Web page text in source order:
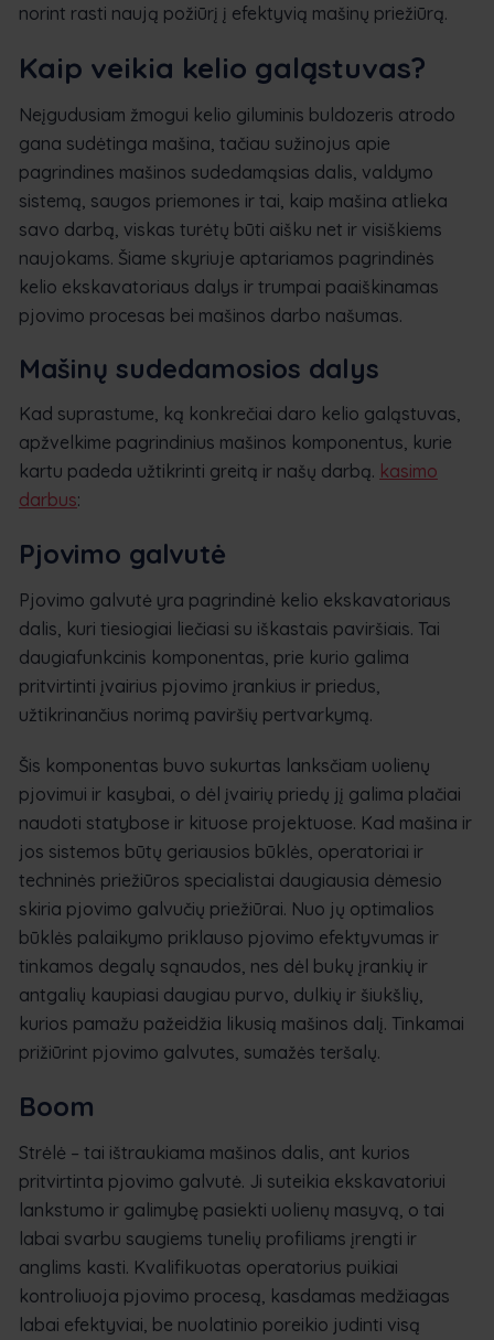
norint rasti naują požiūrį į efektyvią mašinų priežiūrą.
Kaip veikia kelio galąstuvas?
Neįgudusiam žmogui kelio giluminis buldozeris atrodo
gana sudėtinga mašina, tačiau sužinojus apie
pagrindines mašinos sudedamąsias dalis, valdymo
sistemą, saugos priemones ir tai, kaip mašina atlieka
savo darbą, viskas turėtų būti aišku net ir visiškiems
naujokams. Šiame skyriuje aptariamos pagrindinės
kelio ekskavatoriaus dalys ir trumpai paaiškinamas
pjovimo procesas bei mašinos darbo našumas.
Mašinų sudedamosios dalys
Kad suprastume, ką konkrečiai daro kelio galąstuvas,
apžvelkime pagrindinius mašinos komponentus, kurie
kartu padeda užtikrinti greitą ir našų darbą. kasimo
darbus:
Pjovimo galvutė
Pjovimo galvutė yra pagrindinė kelio ekskavatoriaus
dalis, kuri tiesiogiai liečiasi su iškastais paviršiais. Tai
daugiafunkcinis komponentas, prie kurio galima
pritvirtinti įvairius pjovimo įrankius ir priedus,
užtikrinančius norimą paviršių pertvarkymą.
Šis komponentas buvo sukurtas lanksčiam uolienų
pjovimui ir kasybai, o dėl įvairių priedų jį galima plačiai
naudoti statybose ir kituose projektuose. Kad mašina ir
jos sistemos būtų geriausios būklės, operatoriai ir
techninės priežiūros specialistai daugiausia dėmesio
skiria pjovimo galvučių priežiūrai. Nuo jų optimalios
būklės palaikymo priklauso pjovimo efektyvumas ir
tinkamos degalų sąnaudos, nes dėl bukų įrankių ir
antgalių kaupiasi daugiau purvo, dulkių ir šiukšlių,
kurios pamažu pažeidžia likusią mašinos dalį. Tinkamai
prižiūrint pjovimo galvutes, sumažės teršalų.
Boom
Strėlė – tai ištraukiama mašinos dalis, ant kurios
pritvirtinta pjovimo galvutė. Ji suteikia ekskavatoriui
lankstumo ir galimybę pasiekti uolienų masyvą, o tai
labai svarbu saugiems tunelių profiliams įrengti ir
anglims kasti. Kvalifikuotas operatorius puikiai
kontroliuoja pjovimo procesą, kasdamas medžiagas
labai efektyviai, be nuolatinio poreikio judinti visą